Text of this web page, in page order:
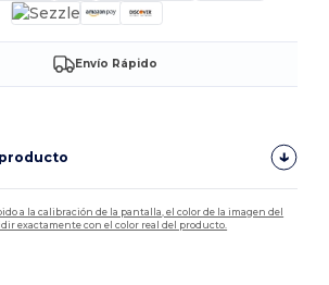
Envío Rápido
a la calibración de la pantalla, el color de la imagen del
exactamente con el color real del producto.